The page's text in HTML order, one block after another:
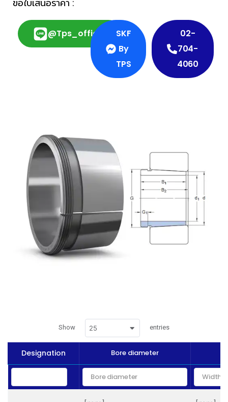
ขอใบเสนอราคา :
@tps_official
SKF
By
TPS
02-
704-
4060
Show 25 entries
Designation Bore diameter